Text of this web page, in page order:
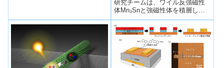
ントロニクス技術の新展開
～
研究チームは、ワイル反強磁性
体Mn₃Snと強磁性体を積層した
構造において、従来は冷却と磁
場が必要だった交換バイアス効
果を...